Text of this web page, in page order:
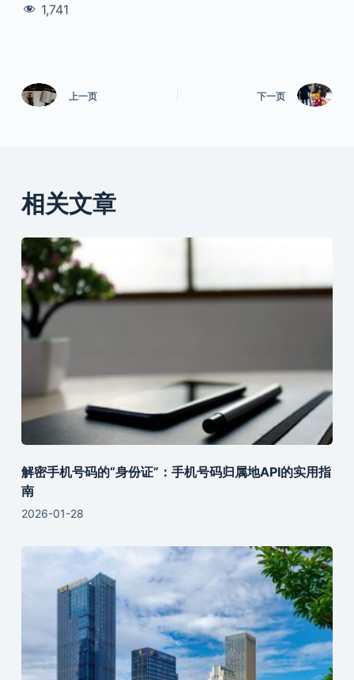
1,741
上一页 下一页
相关文章
解密手机号码的“身份证”：手机号码归属地API的实用指
南
2026-01-28